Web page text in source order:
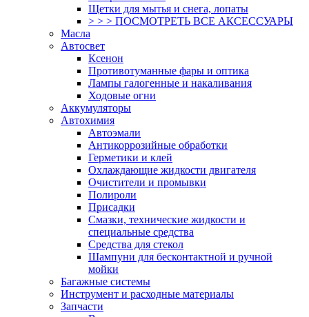
Щетки для мытья и снега, лопаты
> > > ПОСМОТРЕТЬ ВСЕ АКСЕССУАРЫ
Масла
Автосвет
Ксенон
Противотуманные фары и оптика
Лампы галогенные и накаливания
Ходовые огни
Аккумуляторы
Автохимия
Автоэмали
Антикоррозийные обработки
Герметики и клей
Охлаждающие жидкости двигателя
Очистители и промывки
Полироли
Присадки
Смазки, технические жидкости и
специальные средства
Средства для стекол
Шампуни для бесконтактной и ручной
мойки
Багажные системы
Инструмент и расходные материалы
Запчасти